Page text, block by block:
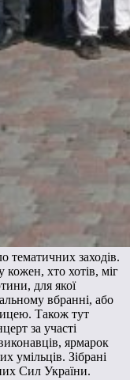
тематичних заходів.
кожен, хто хотів, міг
для якої
вбранні, або
Також тут
за участі
ярмарок
умільців. Зібрані
Сил України.